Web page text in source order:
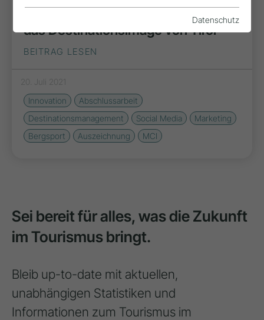
Der Einfluss von Social Media auf
das Destinationsimage von Tirol
BEITRAG LESEN
20. Juli 2021
Innovation
Abschlussarbeit
Destinationsmanagement
Social Media
Marketing
Bergsport
Auszeichnung MCI
Sei bereit für alles, was die Zukunft
im Tourismus bringt.
Bleib up-to-date mit aktuellen,
unabhängigen Statistiken und
Informationen zum Tourismus im
Datenschutz